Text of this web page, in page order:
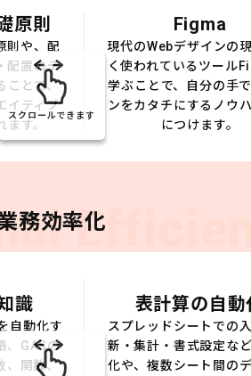
原則
則や、配
配置のテ
ことで、
イティブ
す。
Figma
現代のWebデザインの
く使われているツール
学ぶことで、自分の手
ンをカタチにするノウ
につけます。
スクロールできます
務効率化
識
自動化す
、GASの
、関数、
表計算の自動
スプレッドシートでの
新・集計・書式設定な
化や、複数シート間の